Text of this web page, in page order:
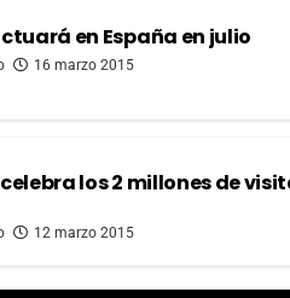
en España en julio
16 marzo 2015
los 2 millones de
12 marzo 2015